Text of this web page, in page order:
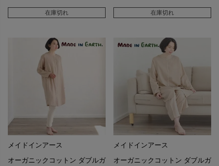
在庫切れ 在庫切れ
メイドインアース
オーガニックコットン ダブルガ
メイドインアース
オーガニックコットン ダブルガ